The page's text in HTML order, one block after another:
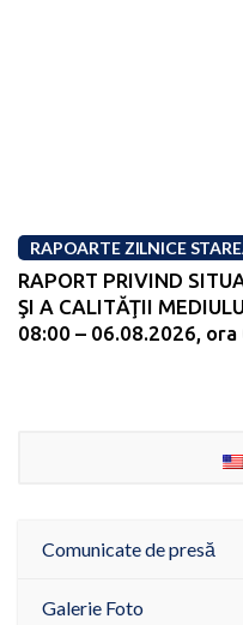
RAPOARTE ZILNICE
RAPORT PRIVIND
ŞI A CALITĂŢII
08:00 – 06.08.2026, ora
Comunicate de presă
Galerie Foto